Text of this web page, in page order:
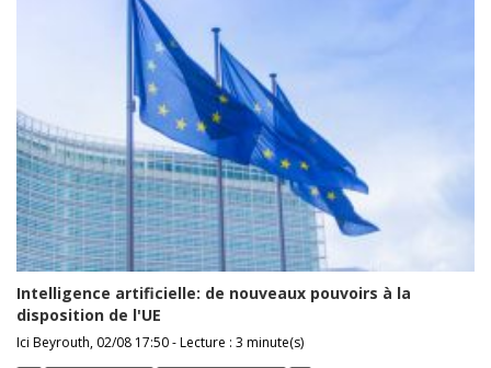
Intelligence artificielle: de nouveaux pouvoirs à la
disposition de l'UE
Ici Beyrouth, 02/08 17:50 - Lecture : 3 minute(s)